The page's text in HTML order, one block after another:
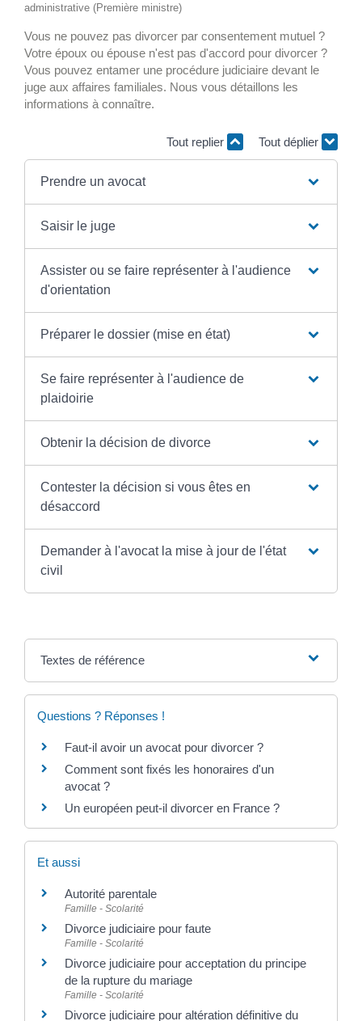
administrative (Première ministre)
Vous ne pouvez pas divorcer par consentement mutuel ?
Votre époux ou épouse n'est pas d'accord pour divorcer ?
Vous pouvez entamer une procédure judiciaire devant le
juge aux affaires familiales. Nous vous détaillons les
informations à connaître.
Tout replier Tout déplier
Prendre un avocat
Saisir le juge
Assister ou se faire représenter à l'audience
d'orientation
Préparer le dossier (mise en état)
Se faire représenter à l'audience de
plaidoirie
Obtenir la décision de divorce
Contester la décision si vous êtes en
désaccord
Demander à l'avocat la mise à jour de l'état
civil
Textes de référence
Questions ? Réponses !
Faut-il avoir un avocat pour divorcer ?
Comment sont fixés les honoraires d'un
avocat ?
Un européen peut-il divorcer en France ?
Et aussi
Autorité parentale
Famille - Scolarité
Divorce judiciaire pour faute
Famille - Scolarité
Divorce judiciaire pour acceptation du principe
de la rupture du mariage
Famille - Scolarité
Divorce judiciaire pour altération définitive du